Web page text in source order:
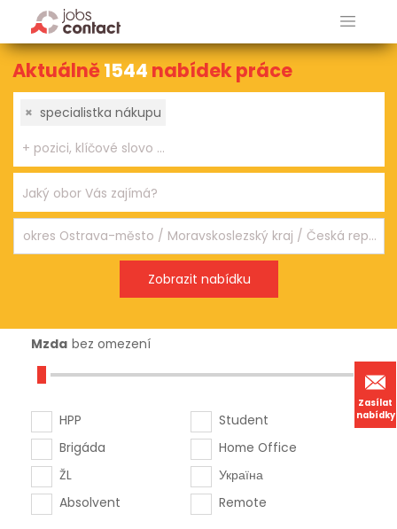
Zasílat
nabídky
Aktuálně1544 nabídek práce
× specialistka nákupu
Mzda bez omezení
HPP
Brigáda
ŽL
Absolvent
Student
Home Office
Україна
Remote